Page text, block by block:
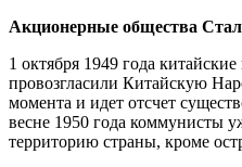
Акционерные общества
1 октября 1949 года
провозгласили Китайскую
момента и идет отсчет
весне 1950 года коммунисты
территорию страны, кроме